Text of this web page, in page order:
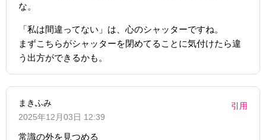
な。
「私は間違ってない」は、心のシャッターですね。
まずこちらがシャッターを閉めてることに気付けたら違
う出方ができるかも。
まきふみ
2025年12月03日 12:39
引用
常識の外を見つめる